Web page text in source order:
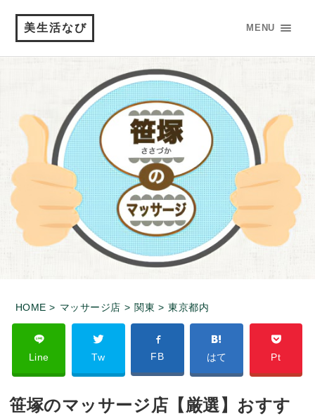
美生活なび MENU
HOME > マッサージ店 > 関東 > 東京都内
Line Tw FB はて Pt
笹塚のマッサージ店【厳選】おすす